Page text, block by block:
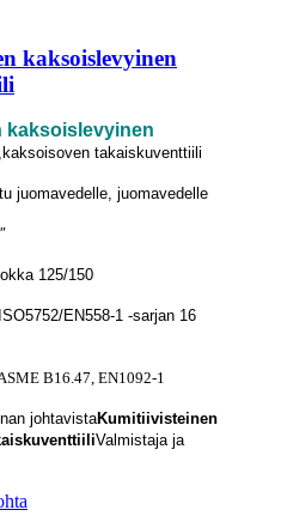
kaksoislevyinen
kaksoislevyinen
,kaksoisoven takaiskuventtiili
juomavedelle, juomavedelle
125/150
EN558-1 -sarjan 16
B16.47, EN1092-1
johtavistaKumitiivisteinen
Valmistaja ja